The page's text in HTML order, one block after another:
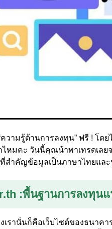
ความรู้ด้านการลงทุน” ฟรี ! โด
หมคะ วันนี้คุณน้าพาเทรดเลย
สำคัญข้อมูลเป็นภาษาไทยแล
:พื้นฐานการลงทุน
เรานั่นก็คือเว็บไซต์ของธนาค